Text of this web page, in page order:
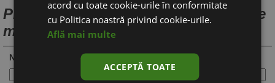
Programează o discuție pentru creare
magazin online
Nume:
acord cu toate cookie-urile în conformitate
cu Politica noastră privind cookie-urile.
Află mai multe
ACCEPTĂ TOATE